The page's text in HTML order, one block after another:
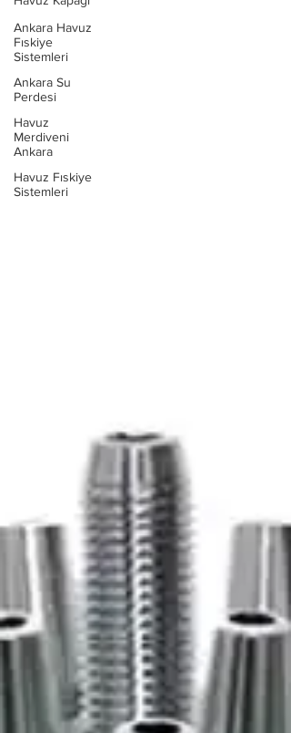
Ankara Havuz
Fıskiye
Sistemleri
Ankara Su
Perdesi
Havuz
Merdiveni
Ankara
Havuz Fıskiye
Sistemleri